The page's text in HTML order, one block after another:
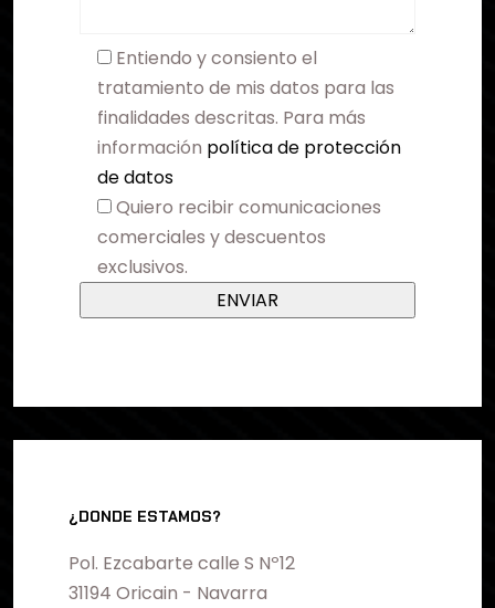
Entiendo y consiento el
tratamiento de mis datos para las
finalidades descritas. Para más
información política de protección
de datos
Quiero recibir comunicaciones
comerciales y descuentos
exclusivos.
¿DONDE ESTAMOS?
Pol. Ezcabarte calle S Nº12
31194 Oricain - Navarra